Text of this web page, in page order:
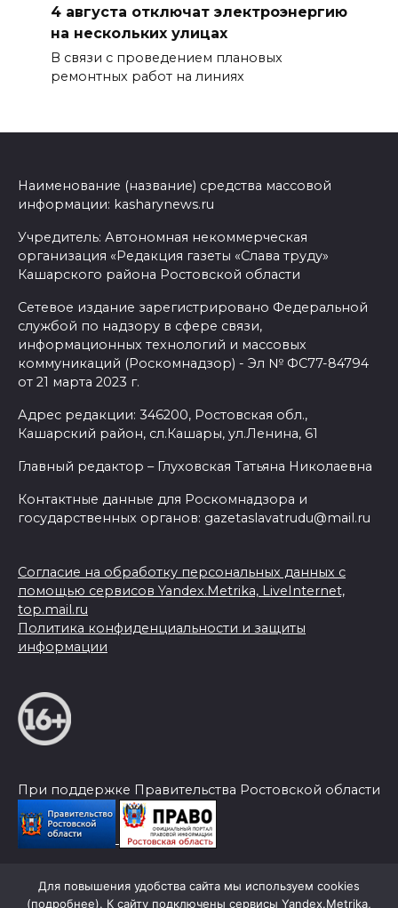
4 августа отключат электроэнергию
на нескольких улицах
В связи с проведением плановых
ремонтных работ на линиях
Наименование (название) средства массовой
информации: kasharynews.ru
Учредитель: Автономная некоммерческая
организация «Редакция газеты «Слава труду»
Кашарского района Ростовской области
Сетевое издание зарегистрировано Федеральной
службой по надзору в сфере связи,
информационных технологий и массовых
коммуникаций (Роскомнадзор) - Эл № ФС77-84794
от 21 марта 2023 г.
Адрес редакции: 346200, Ростовская обл.,
Кашарский район, сл.Кашары, ул.Ленина, 61
Главный редактор – Глуховская Татьяна Николаевна
Контактные данные для Роскомнадзора и
государственных органов: gazetaslavatrudu@mail.ru
Согласие на обработку персональных данных с
помощью сервисов Yandex.Metrika, LiveInternet,
top.mail.ru
Политика конфиденциальности и защиты
информации
При поддержке Правительства Ростовской области
© 2026 Слава Труду
Для повышения удобства сайта мы используем cookies
(подробнее). К сайту подключены сервисы Yandex.Metrika,